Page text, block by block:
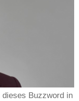
Buzzword in